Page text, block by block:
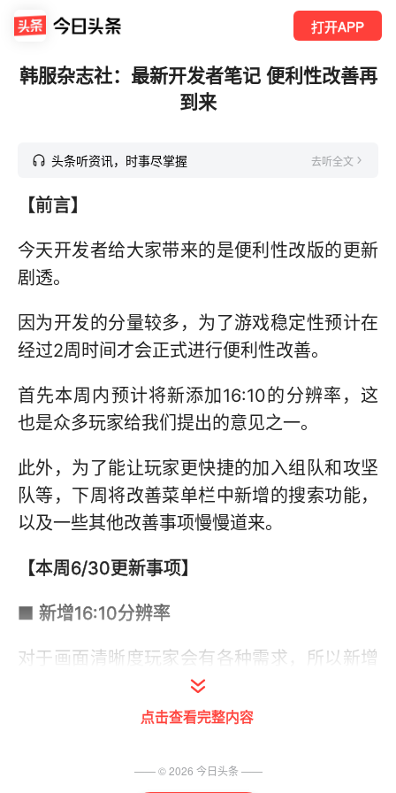
打开APP
韩服杂志社：最新开发者笔记 便利性改善再
到来
头条听资讯，时事尽掌握 去听全文
【前言】
今天开发者给大家带来的是便利性改版的更新
剧透。
因为开发的分量较多，为了游戏稳定性预计在
经过2周时间才会正式进行便利性改善。
首先本周内预计将新添加16:10的分辨率，这
也是众多玩家给我们提出的意见之一。
此外，为了能让玩家更快捷的加入组队和攻坚
队等，下周将改善菜单栏中新增的搜索功能，
以及一些其他改善事项慢慢道来。
【本周6/30更新事项】
■ 新增16:10分辨率
对于画面清晰度玩家会有各种需求，所以新增
点击查看完整内容
—— ©2026 今日头条 ——